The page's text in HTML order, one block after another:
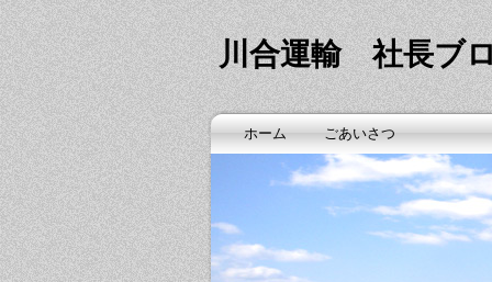
川合運輸 社長ブ
ホーム ごあいさつ